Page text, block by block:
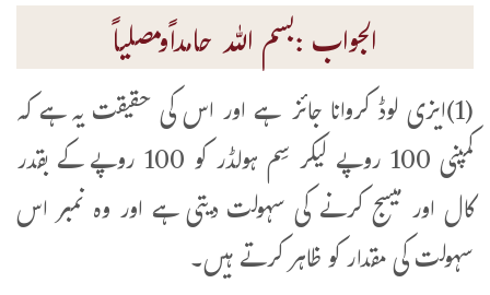
الجواب :بسم اللہ حامداًومصلیاً
(1)ایزی لوڈ کروانا جائز ہے اور اس کی حقیقت یہ ہے کہ
کمپنی 100 روپے لیکر سِم ہولڈر کو 100 روپے کے بقدر
کال اور میسج کرنے کی سہولت دیتی ہے اور وہ نمبر اس
سہولت کی مقدار کو ظاہر کرتے ہیں۔